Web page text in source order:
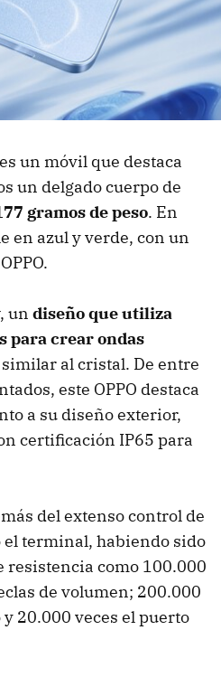
un móvil que destaca
un delgado cuerpo de
gramos de peso. En
en azul y verde, con un
un diseño que utiliza
para crear ondas
al cristal. De entre
este OPPO destaca
a su diseño exterior,
certificación IP65 para
del extenso control de
el terminal, habiendo sido
resistencia como 100.000
de volumen; 200.000
20.000 veces el puerto